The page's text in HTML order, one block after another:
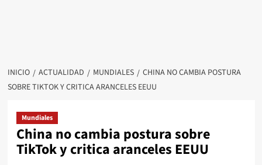
INICIO ACTUALIDAD MUNDIALES
CHINA NO CAMBIA POSTURA
SOBRE TIKTOK Y CRITICA ARANCELES EEUU
Mundiales
China no cambia postura sobre
TikTok y critica aranceles EEUU